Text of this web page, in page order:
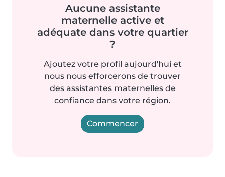
Aucune assistante
maternelle active et
adéquate dans votre quartier
?
Ajoutez votre profil aujourd'hui et
nous nous efforcerons de trouver
des assistantes maternelles de
confiance dans votre région.
Commencer